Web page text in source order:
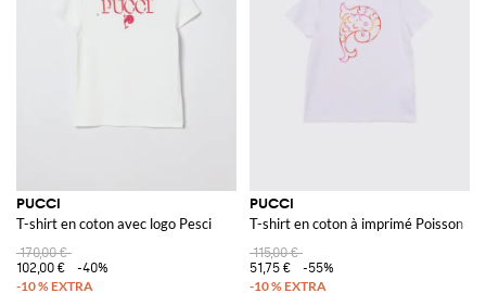
PUCCI
T-shirt en coton avec logo Pesci
170,00 €
102,00 €
-40%
PUCCI
T-shirt en coton à imprimé Poisson
115,00 €
51,75 €
-55%